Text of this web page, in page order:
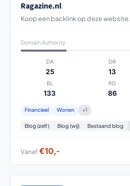
Ragazine.nl
Koop een backlink op deze website.
Domain Authority
DA
25
DR
13
BL
133
RD
86
Financieel Wonen +1
Blog (zelf) Blog (wij) Bestaand blog
Vanaf €10,-